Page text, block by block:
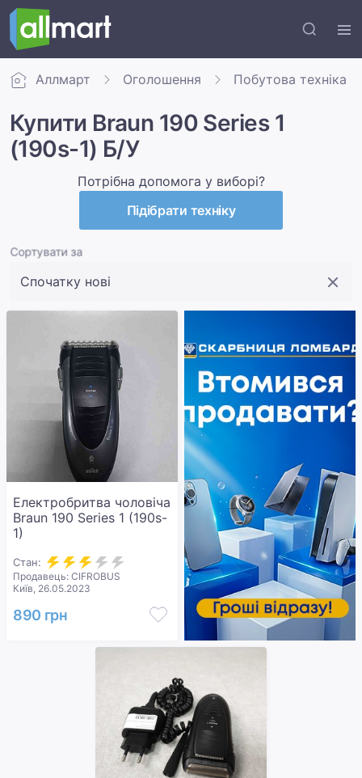
Аллмарт Оголошення Побутова техніка
Купити Braun 190 Series 1
(190s-1) Б/У
Потрібна допомога у виборі?
Підібрати техніку
Сортувати за
Електробритва чоловіча
Braun 190 Series 1 (190s-
1)
Стан:
Продавець: CIFROBUS
Київ, 26.05.2023
890 грн